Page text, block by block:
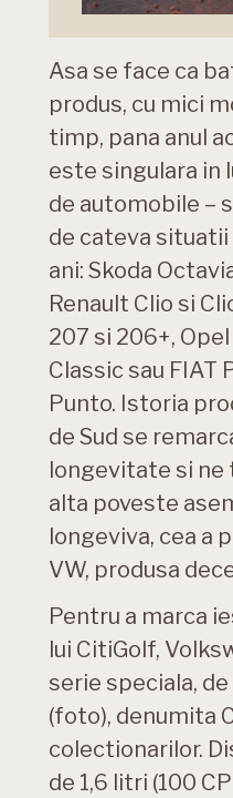
Asa se face ca
produs, cu mici
timp, pana anul
este singulara in
de automobile –
de cateva
ani: Skoda
Renault Clio si
207 si 206+,
Classic sau FIAT
Punto. Istoria
de Sud se
longevitate si ne
alta poveste
longeviva, cea a
VW, produsa
Pentru a marca
lui CitiGolf,
serie speciala,
(foto), denumita
colectionarilor.
de 1,6 litri (100